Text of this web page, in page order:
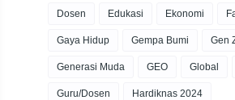
Dosen Edukasi Ekonomi
Gaya Hidup Gempa Bumi Gen
Generasi Muda GEO Global
Guru/Dosen Hardiknas 2024